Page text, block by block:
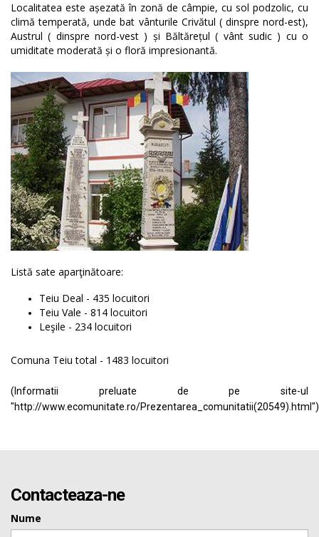
Localitatea este așezată în zonă de câmpie, cu sol podzolic, cu
climă temperată, unde bat vânturile Crivătul ( dinspre nord-est),
Austrul ( dinspre nord-vest ) și Băltărețul ( vânt sudic ) cu o
umiditate moderată și o floră impresionantă.
Listă sate aparţinătoare:
Teiu Deal - 435 locuitori
Teiu Vale - 814 locuitori
Leşile - 234 locuitori
Comuna Teiu total - 1483 locuitori
(Informatii preluate de pe site-ul
"http://www.ecomunitate.ro/
Contacteaza-ne
Nume